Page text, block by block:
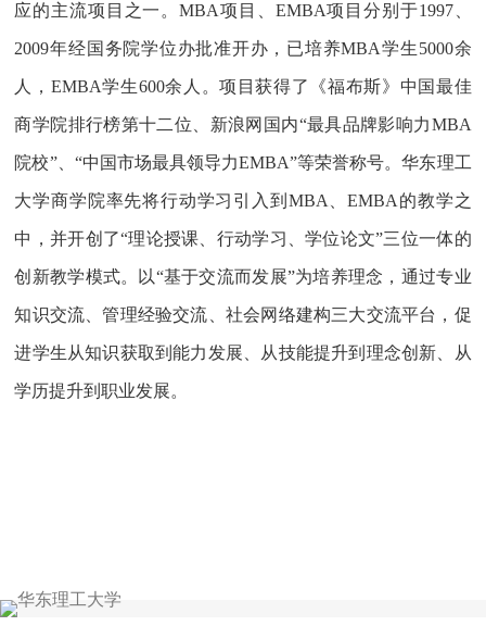
应的主流项目之一。MBA项目、EMBA项目分别于1997、
2009年经国务院学位办批准开办，已培养MBA学生5000余
人，EMBA学生600余人。项目获得了《福布斯》中国最佳
商学院排行榜第十二位、新浪网国内“最具品牌影响力MBA
院校”、“中国市场最具领导力EMBA”等荣誉称号。华东理工
大学商学院率先将行动学习引入到MBA、EMBA的教学之
中，并开创了“理论授课、行动学习、学位论文”三位一体的
创新教学模式。以“基于交流而发展”为培养理念，通过专业
知识交流、管理经验交流、社会网络建构三大交流平台，促
进学生从知识获取到能力发展、从技能提升到理念创新、从
学历提升到职业发展。